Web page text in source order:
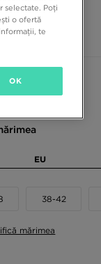
RON
EU
38-42
mărimea
selectate. Poți
o ofertă
te
OK